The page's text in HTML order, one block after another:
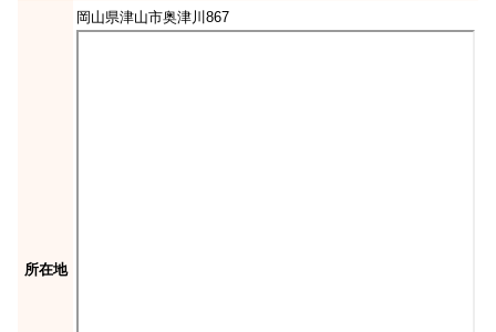
所在地
岡山県津山市奥津川867